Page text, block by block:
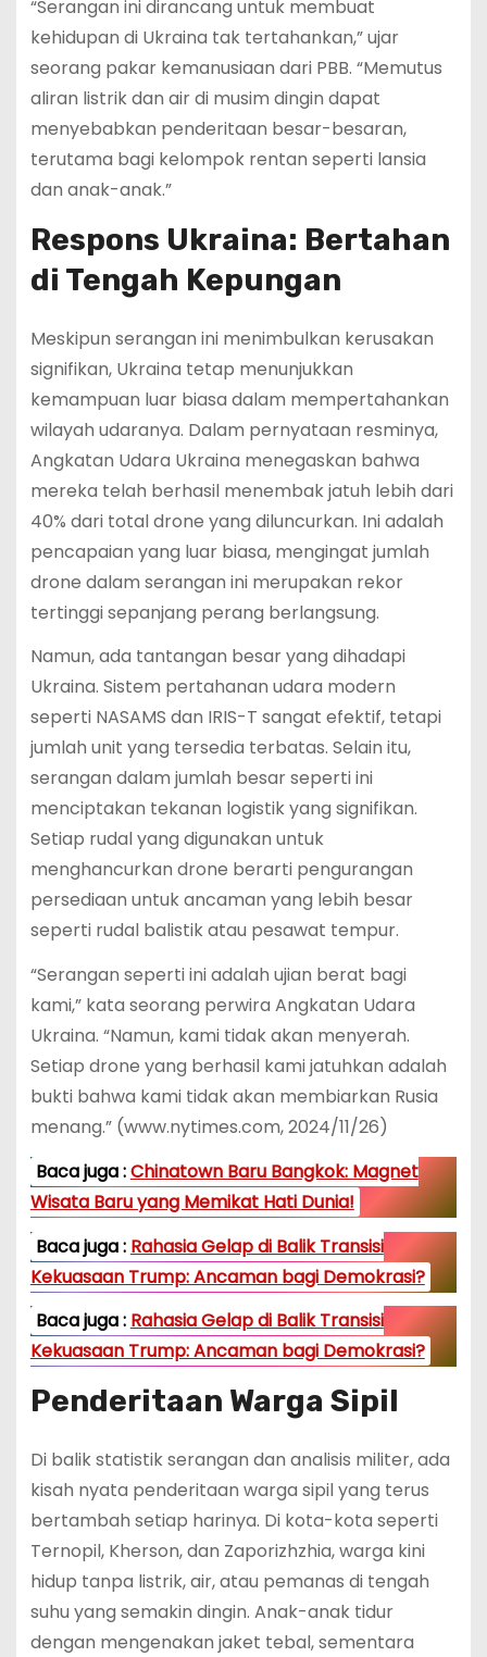
“Serangan ini dirancang untuk membuat
kehidupan di Ukraina tak tertahankan,” ujar
seorang pakar kemanusiaan dari PBB. “Memutus
aliran listrik dan air di musim dingin dapat
menyebabkan penderitaan besar-besaran,
terutama bagi kelompok rentan seperti lansia
dan anak-anak.”
Respons Ukraina: Bertahan
di Tengah Kepungan
Meskipun serangan ini menimbulkan kerusakan
signifikan, Ukraina tetap menunjukkan
kemampuan luar biasa dalam mempertahankan
wilayah udaranya. Dalam pernyataan resminya,
Angkatan Udara Ukraina menegaskan bahwa
mereka telah berhasil menembak jatuh lebih dari
40% dari total drone yang diluncurkan. Ini adalah
pencapaian yang luar biasa, mengingat jumlah
drone dalam serangan ini merupakan rekor
tertinggi sepanjang perang berlangsung.
Namun, ada tantangan besar yang dihadapi
Ukraina. Sistem pertahanan udara modern
seperti NASAMS dan IRIS-T sangat efektif, tetapi
jumlah unit yang tersedia terbatas. Selain itu,
serangan dalam jumlah besar seperti ini
menciptakan tekanan logistik yang signifikan.
Setiap rudal yang digunakan untuk
menghancurkan drone berarti pengurangan
persediaan untuk ancaman yang lebih besar
seperti rudal balistik atau pesawat tempur.
“Serangan seperti ini adalah ujian berat bagi
kami,” kata seorang perwira Angkatan Udara
Ukraina. “Namun, kami tidak akan menyerah.
Setiap drone yang berhasil kami jatuhkan adalah
bukti bahwa kami tidak akan membiarkan Rusia
menang.” (www.nytimes.com, 2024/11/26)
Baca juga :Chinatown Baru Bangkok: Magnet
Wisata Baru yang Memikat Hati Dunia!
Baca juga : Rahasia Gelap di Balik Transisi
Kekuasaan Trump: Ancaman bagi Demokrasi?
Baca juga : Rahasia Gelap di Balik Transisi
Kekuasaan Trump: Ancaman bagi Demokrasi?
Penderitaan Warga Sipil
Di balik statistik serangan dan analisis militer, ada
kisah nyata penderitaan warga sipil yang terus
bertambah setiap harinya. Di kota-kota seperti
Ternopil, Kherson, dan Zaporizhzhia, warga kini
hidup tanpa listrik, air, atau pemanas di tengah
suhu yang semakin dingin. Anak-anak tidur
dengan mengenakan jaket tebal, sementara